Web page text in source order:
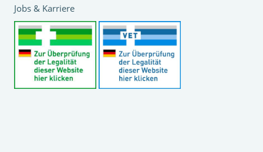
Jobs & Karriere